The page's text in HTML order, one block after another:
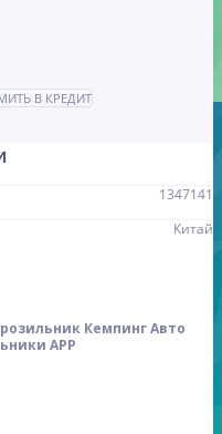
В КРЕДИТ
1347141
Китай
Кемпинг Авто
APP